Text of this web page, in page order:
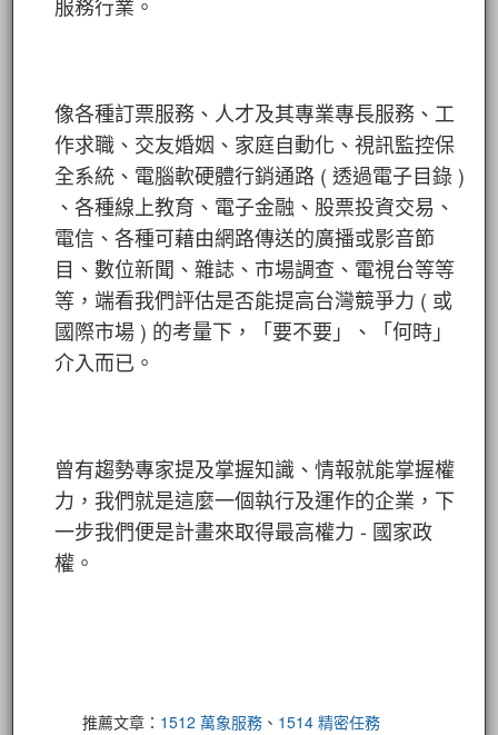
服務行業。
像各種訂票服務、人才及其專業專長服務、工
作求職、交友婚姻、家庭自動化、視訊監控保
全系統、電腦軟硬體行銷通路 ( 透過電子目錄 )
、各種線上教育、電子金融、股票投資交易、
電信、各種可藉由網路傳送的廣播或影音節
目、數位新聞、雜誌、市場調查、電視台等等
等，端看我們評估是否能提高台灣競爭力 ( 或
國際市場 ) 的考量下，「要不要」、「何時」
介入而已。
曾有趨勢專家提及掌握知識、情報就能掌握權
力，我們就是這麼一個執行及運作的企業，下
一步我們便是計畫來取得最高權力 - 國家政
權。
推薦文章： 1512 萬象服務 、 1514 精密任務